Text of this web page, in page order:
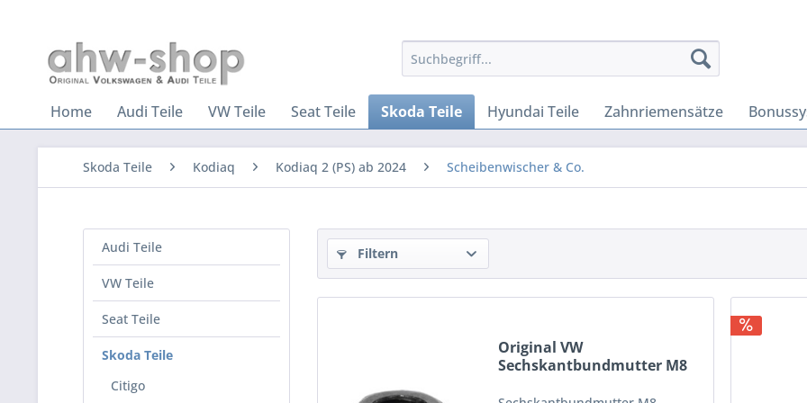
Home Audi Teile VW Teile Seat Teile Skoda Teile Hyundai Teile Zahnriemensätze
Skoda Teile Kodiaq Kodiaq 2 (PS) ab 2024 Scheibenwischer & Co.
Audi Teile
VW Teile
Seat Teile
Skoda Teile
Citigo
Filtern
Original VW
Sechskantbundmutter M8